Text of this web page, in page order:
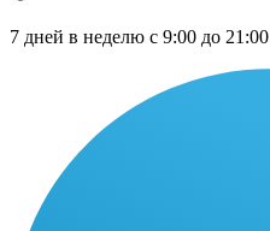
7 дней в неделю с 9:00 до 21:00